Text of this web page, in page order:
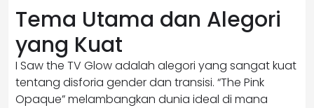
Tema Utama dan Alegori
yang Kuat
I Saw the TV Glow adalah alegori yang sangat kuat
tentang disforia gender dan transisi. “The Pink
Opaque” melambangkan dunia ideal di mana